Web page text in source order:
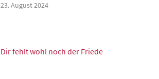
23. August 2024
Dir fehlt wohl noch der Friede